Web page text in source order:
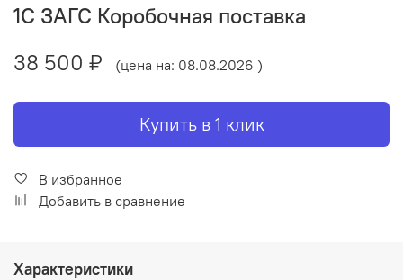
1С ЗАГС Коробочная поставка
38 500 ₽
(цена на: 08.08.2026 )
Купить в 1 клик
В избранное
Добавить в сравнение
Характеристики